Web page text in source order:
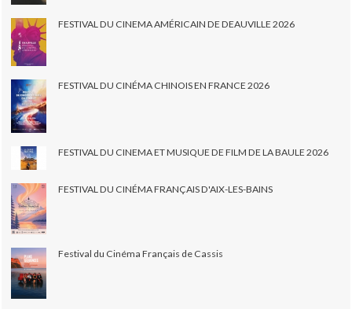
FESTIVAL DU CINEMA AMÉRICAIN DE DEAUVILLE 2026
FESTIVAL DU CINÉMA CHINOIS EN FRANCE 2026
FESTIVAL DU CINEMA ET MUSIQUE DE FILM DE LA BAULE 2026
FESTIVAL DU CINÉMA FRANÇAIS D'AIX-LES-BAINS
Festival du Cinéma Français de Cassis